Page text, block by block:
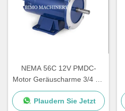
NEMA 56C 12V PMDC-
Motor Geräuscharme 3/4 PS
1750 Rpm Elektromotor
Plaudern Sie Jetzt